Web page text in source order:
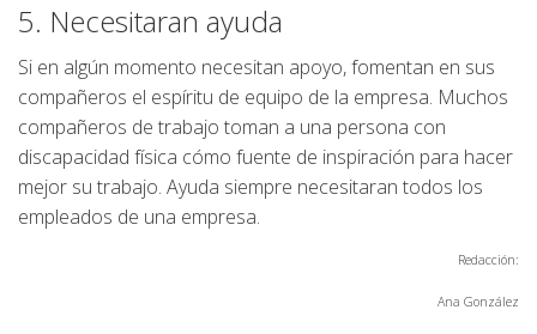
5. Necesitaran ayuda
Si en algún momento necesitan apoyo, fomentan en sus
compañeros el espíritu de equipo de la empresa. Muchos
compañeros de trabajo toman a una persona con
discapacidad física cómo fuente de inspiración para hacer
mejor su trabajo. Ayuda siempre necesitaran todos los
empleados de una empresa.
Redacción:
Ana González